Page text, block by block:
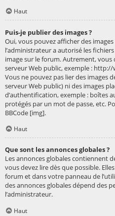
Haut
Puis-je publier des images ?
Oui, vous pouvez afficher des
l’administrateur a autorisé les
image sur le forum. Autrement, vous
serveur Web public, exemple :
Vous ne pouvez pas lier des images
serveur Web public) ni des images
d’authentification, exemple : boîtes
protégés par un mot de passe, etc.
BBCode [img].
Haut
Que sont les annonces globales ?
Les annonces globales contiennent
vous devez lire dès que possible.
forum et dans votre panneau de
des annonces globales dépend des
l’administrateur.
Haut